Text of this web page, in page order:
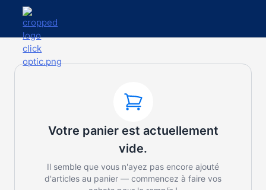
Votre panier est actuellement
vide.
Il semble que vous n'ayez pas encore ajouté
d'articles au panier — commencez à faire vos